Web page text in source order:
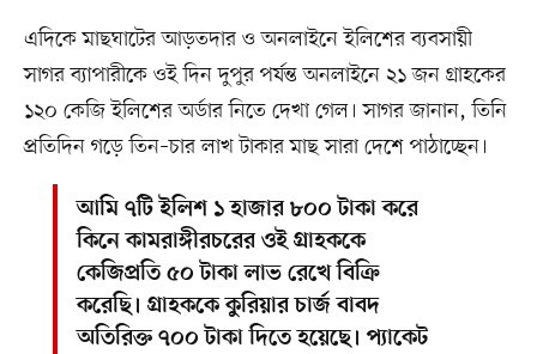
এদিকে মাছঘাটের আড়তদার ও অনলাইনে ইলিশের ব্যবসায়ী
সাগর ব্যাপারীকে ওই দিন দুপুর পর্যন্ত অনলাইনে ২১ জন গ্রাহকের
১২০ কেজি ইলিশের অর্ডার নিতে দেখা গেল। সাগর জানান, তিনি
প্রতিদিন গড়ে তিন–চার লাখ টাকার মাছ সারা দেশে পাঠাচ্ছেন।
আমি ৭টি ইলিশ ১ হাজার ৮০০ টাকা করে
কিনে কামরাঙ্গীরচরের ওই গ্রাহককে
কেজিপ্রতি ৫০ টাকা লাভ রেখে বিক্রি
করেছি। গ্রাহককে কুরিয়ার চার্জ বাবদ
অতিরিক্ত ৭০০ টাকা দিতে হয়েছে। প্যাকেট